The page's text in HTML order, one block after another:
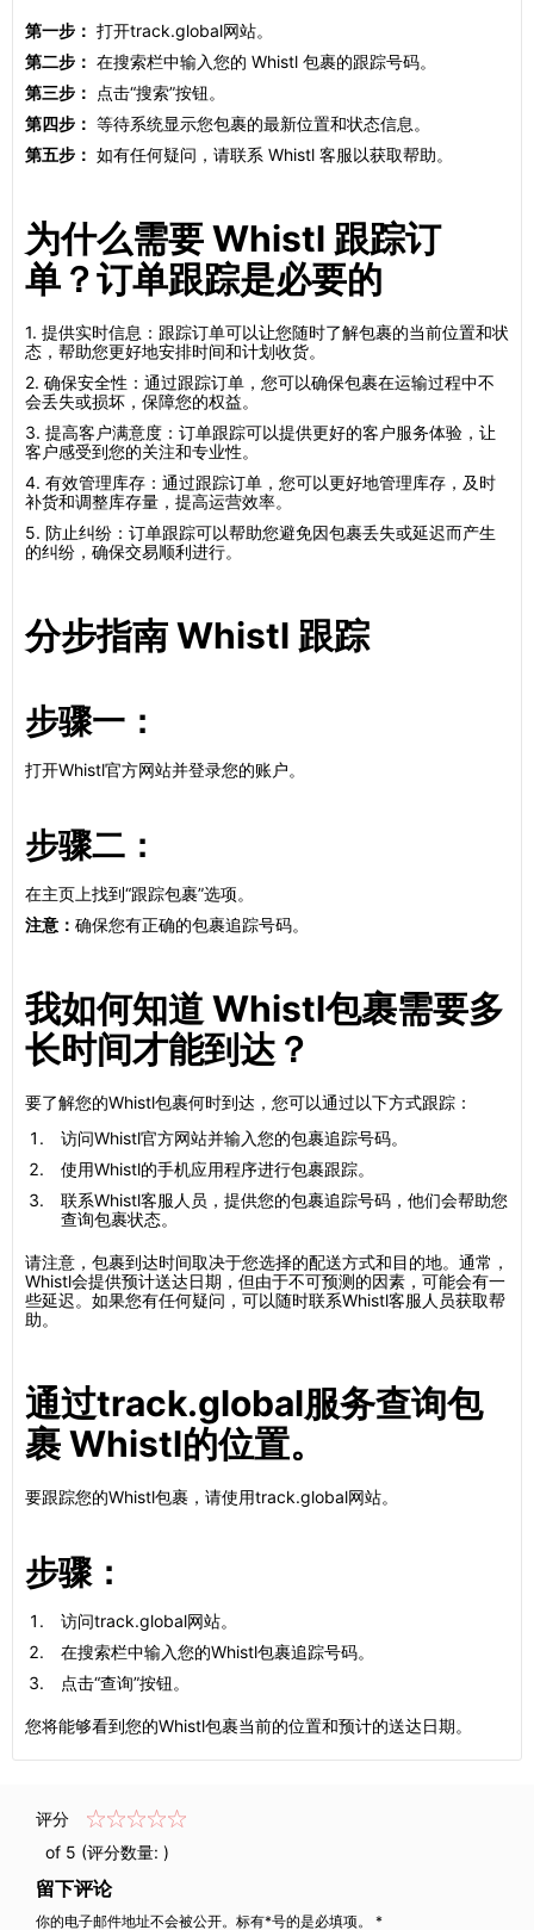
第一步： 打开track.global网站。
第二步： 在搜索栏中输入您的 Whistl 包裹的跟踪号码。
第三步：
点击“搜索”按钮。
第四步： 等待系统显示您包裹的最新位置和状态信息。
第五步： 如有任何疑问，请联系 Whistl 客服以获取帮助。
为什么需要 Whistl 跟踪订
单？订单跟踪是必要的
1. 提供实时信息：跟踪订单可以让您随时了解包裹的当前位置和状
态，帮助您更好地安排时间和计划收货。
2. 确保安全性：通过跟踪订单，您可以确保包裹在运输过程中不
会丢失或损坏，保障您的权益。
3. 提高客户满意度：订单跟踪可以提供更好的客户服务体验，让
客户感受到您的关注和专业性。
4. 有效管理库存：通过跟踪订单，您可以更好地管理库存，及时
补货和调整库存量，提高运营效率。
5. 防止纠纷：订单跟踪可以帮助您避免因包裹丢失或延迟而产生
的纠纷，确保交易顺利进行。
分步指南 Whistl 跟踪
步骤一：
打开Whistl官方网站并登录您的账户。
步骤二：
在主页上找到“跟踪包裹”选项。
注意： 确保您有正确的包裹追踪号码。
我如何知道 Whistl包裹需要多
长时间才能到达？
要了解您的Whistl包裹何时到达，您可以通过以下方式跟踪：
访问Whistl官方网站并输入您的包裹追踪号码。
使用Whistl的手机应用程序进行包裹跟踪。
联系Whistl客服人员，提供您的包裹追踪号码，他们会帮助您
查询包裹状态。
请注意，包裹到达时间取决于您选择的配送方式和目的地。通常，
Whistl会提供预计送达日期，但由于不可预测的因素，可能会有一
些延迟。如果您有任何疑问，可以随时联系Whistl客服人员获取帮
助。
通过track.global服务查询包
裹 Whistl的位置。
要跟踪您的Whistl包裹，请使用track.global网站。
步骤：
访问track.global网站。
在搜索栏中输入您的Whistl包裹追踪号码。
点击“查询”按钮。
您将能够看到您的Whistl包裹当前的位置和预计的送达日期。
评分
of 5 (评分数量: )
留下评论
你的电子邮件地址不会被公开。标有*号的是必填项。 *